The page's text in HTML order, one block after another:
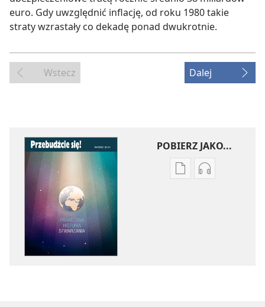
euro. Gdy uwzględnić inflację, od roku 1980 takie
straty wzrastały co dekadę ponad dwukrotnie.
Wstecz Dalej
POBIERZ JAKO...
UstawieniaUstawienia